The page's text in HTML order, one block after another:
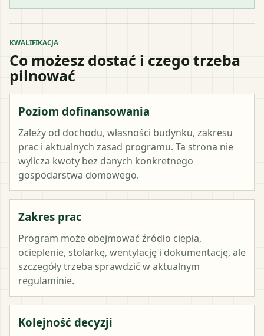
KWALIFIKACJA
Co możesz dostać i czego trzeba
pilnować
Poziom dofinansowania
Zależy od dochodu, własności budynku, zakresu
prac i aktualnych zasad programu. Ta strona nie
wylicza kwoty bez danych konkretnego
gospodarstwa domowego.
Zakres prac
Program może obejmować źródło ciepła,
ocieplenie, stolarkę, wentylację i dokumentację, ale
szczegóły trzeba sprawdzić w aktualnym
regulaminie.
Kolejność decyzji